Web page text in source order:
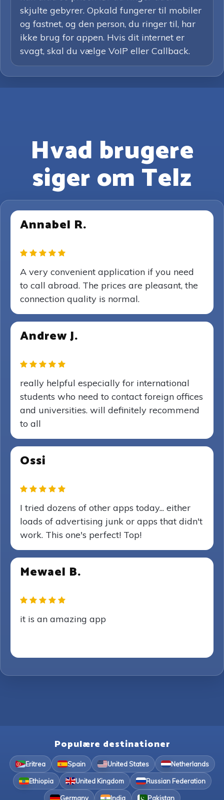
skjulte gebyrer. Opkald fungerer til mobiler
og fastnet, og den person, du ringer til, har
ikke brug for appen. Hvis dit internet er
svagt, skal du vælge VoIP eller Callback.
Hvad brugere
siger om Telz
Annabel R.
A very convenient application if you need
to call abroad. The prices are pleasant, the
connection quality is normal.
Andrew J.
really helpful especially for international
students who need to contact foreign offices
and universities. will definitely recommend
to all
Ossi
I tried dozens of other apps today... either
loads of advertising junk or apps that didn't
work. This one's perfect! Top!
Mewael B.
it is an amazing app
Populære destinationer
Eritrea Spain United States Netherlands
Ethiopia United Kingdom Russian Federation
Germany India Pakistan